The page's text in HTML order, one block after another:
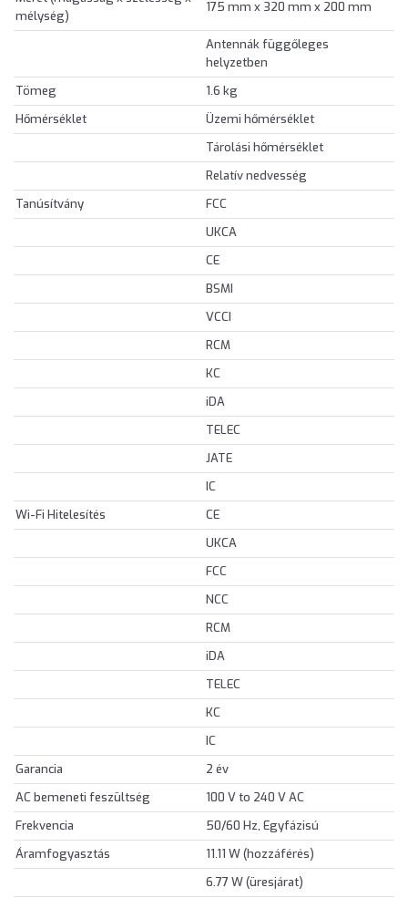
mélység)
175 mm x 320 mm x 200 mm
Antennák függőleges
helyzetben
Tömeg
1.6 kg
Hőmérséklet
Üzemi hőmérséklet
Tárolási hőmérséklet
Relatív nedvesség
Tanúsítvány
FCC
UKCA
CE
BSMI
VCCI
RCM
KC
iDA
TELEC
JATE
IC
Wi-Fi Hitelesítés
CE
UKCA
FCC
NCC
RCM
iDA
TELEC
KC
IC
Garancia
2 év
AC bemeneti feszültség
100 V to 240 V AC
Frekvencia
50/60 Hz, Egyfázisú
Áramfogyasztás
11.11 W (hozzáférés)
6.77 W (üresjárat)